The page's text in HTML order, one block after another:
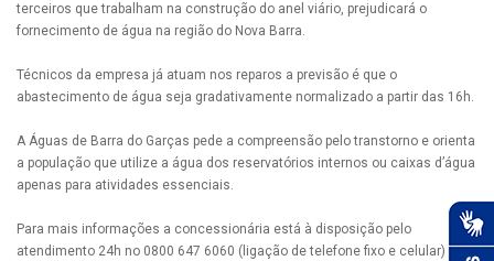
terceiros que trabalham na construção do anel viário, prejudicará o
fornecimento de água na região do Nova Barra.
Técnicos da empresa já atuam nos reparos a previsão é que o
abastecimento de água seja gradativamente normalizado a partir das 16h.
A Águas de Barra do Garças pede a compreensão pelo transtorno e orienta
a população que utilize a água dos reservatórios internos ou caixas d’água
apenas para atividades essenciais.
Para mais informações a concessionária está à disposição pelo
atendimento 24h no 0800 647 6060 (ligação de telefone fixo e celular) ou